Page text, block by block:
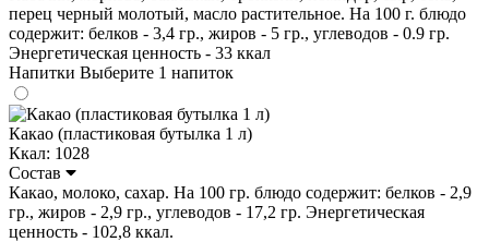
перец черный молотый, масло растительное. На 100 г. блюдо
содержит: белков - 3,4 гр., жиров - 5 гр., углеводов - 0.9 гр.
Энергетическая ценность - 33 ккал
Напитки Выберите 1 напиток
Какао (пластиковая бутылка 1 л)
Ккал: 1028
Состав
Какао, молоко, сахар. На 100 гр. блюдо содержит: белков - 2,9
гр., жиров - 2,9 гр., углеводов - 17,2 гр. Энергетическая
ценность - 102,8 ккал.